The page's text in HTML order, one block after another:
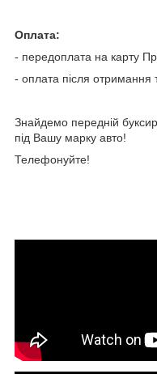
Оплата:
- передоплата на карту
- оплата після отримання
Знайдемо передній
під Вашу марку авто!
Телефонуйте!